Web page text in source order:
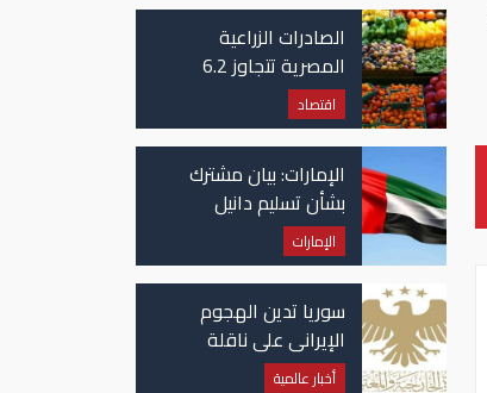
الصادرات الزراعية
المصرية تتجاوز 6.2
مليون طن حتى الآن
اقتصاد
الإمارات: بيان مشترك
بشأن تسليم دانيل
كينيهان إلى السلطات
الإيرلندية
الإمارات
سوريا تدين الهجوم
الإيراني على ناقلة
"أدنوك" في مضيق هرمز
أخبار عالمية